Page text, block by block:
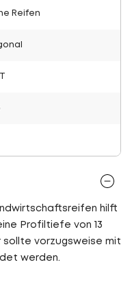
Reifen
hilft
Profiltiefe von 13
sollte vorzugsweise mit
werden.